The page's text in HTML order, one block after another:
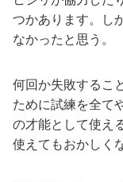
つかあります。し
なかったと思う。
何回か失敗するこ
ために試練を全て
の才能として使え
使えてもおかしく